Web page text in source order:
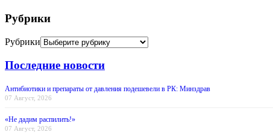
Рубрики
Рубрики
Последние новости
Антибиотики и препараты от давления подешевели в РК: Минздрав
07 Август, 2026
«Не дадим распилить!»
07 Август, 2026